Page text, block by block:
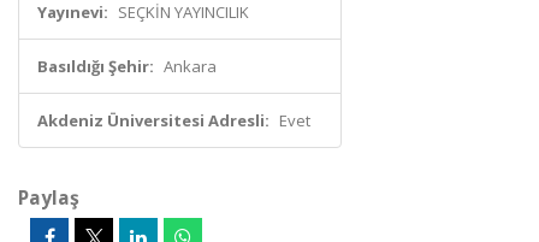
Yayınevi: SEÇKİN YAYINCILIK
Basıldığı Şehir: Ankara
Akdeniz Üniversitesi Adresli: Evet
Paylaş